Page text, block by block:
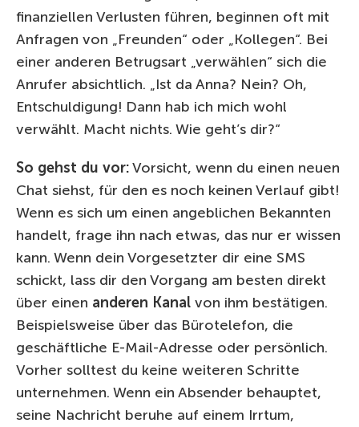
finanziellen Verlusten führen, beginnen oft mit
Anfragen von „Freunden“ oder „Kollegen“. Bei
einer anderen Betrugsart „verwählen“ sich die
Anrufer absichtlich. „Ist da Anna? Nein? Oh,
Entschuldigung! Dann hab ich mich wohl
verwählt. Macht nichts. Wie geht’s dir?“
So gehst du vor:Vorsicht, wenn du einen neuen
Chat siehst, für den es noch keinen Verlauf gibt!
Wenn es sich um einen angeblichen Bekannten
handelt, frage ihn nach etwas, das nur er wissen
kann. Wenn dein Vorgesetzter dir eine SMS
schickt, lass dir den Vorgang am besten direkt
über einen anderen Kanal von ihm bestätigen.
Beispielsweise über das Bürotelefon, die
geschäftliche E-Mail-Adresse oder persönlich.
Vorher solltest du keine weiteren Schritte
unternehmen. Wenn ein Absender behauptet,
seine Nachricht beruhe auf einem Irrtum,